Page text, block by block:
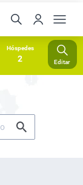
Hóspedes
2 Editar